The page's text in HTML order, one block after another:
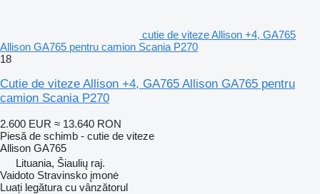
cutie de viteze Allison +4, GA765
Allison GA765 pentru camion Scania P270
18
Cutie de viteze Allison +4, GA765 Allison GA765 pentru
camion Scania P270
2.600 EUR ≈ 13.640 RON
Piesă de schimb - cutie de viteze
Allison GA765
Lituania, Šiaulių raj.
Vaidoto Stravinsko įmonė
Luați legătura cu vânzătorul